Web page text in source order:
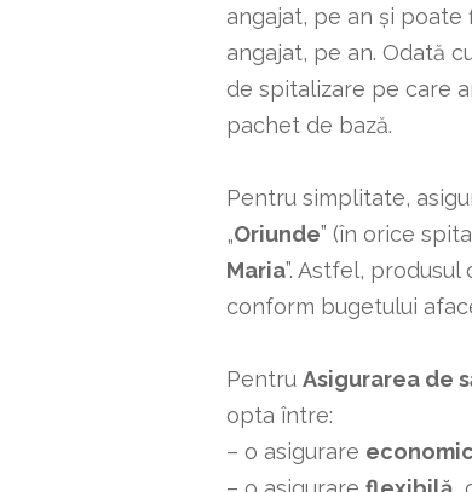
angajat, pe an și poate
angajat, pe an. Odată
de spitalizare pe care
pachet de bază.
Pentru simplitate,
„Oriunde” (în orice
Maria”. Astfel,
conform bugetului
Pentru Asigurarea de
opta între:
– o asigurare